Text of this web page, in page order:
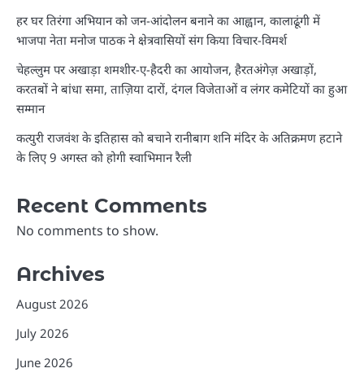
हर घर तिरंगा अभियान को जन-आंदोलन बनाने का आह्वान, कालाढूंगी में
भाजपा नेता मनोज पाठक ने क्षेत्रवासियों संग किया विचार-विमर्श
चेहल्लुम पर अखाड़ा शमशीर-ए-हैदरी का आयोजन, हैरतअंगेज़ अखाड़ों,
करतबों ने बांधा समा, ताज़िया दारों, दंगल विजेताओं व लंगर कमेटियों का हुआ
सम्मान
कत्युरी राजवंश के इतिहास को बचाने रानीबाग शनि मंदिर के अतिक्रमण हटाने
के लिए 9 अगस्त को होगी स्वाभिमान रैली
Recent Comments
No comments to show.
Archives
August 2026
July 2026
June 2026